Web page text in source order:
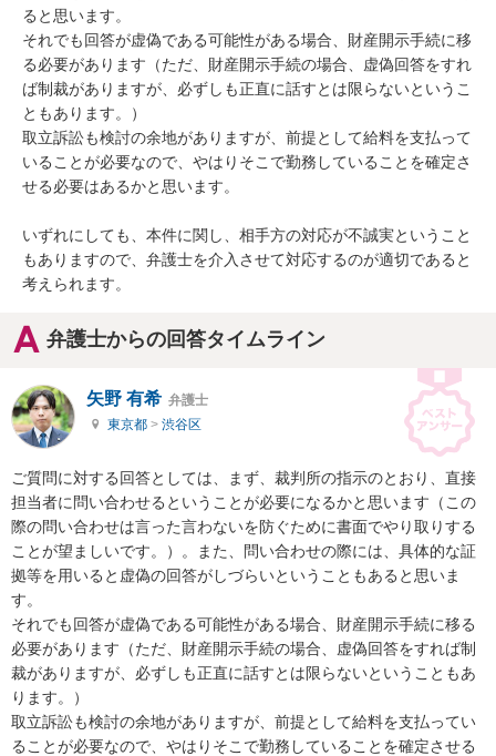
ると思います。
それでも回答が虚偽である可能性がある場合、財産開示手続に移
る必要があります（ただ、財産開示手続の場合、虚偽回答をすれ
ば制裁がありますが、必ずしも正直に話すとは限らないというこ
ともあります。）
取立訴訟も検討の余地がありますが、前提として給料を支払って
いることが必要なので、やはりそこで勤務していることを確定さ
せる必要はあるかと思います。
いずれにしても、本件に関し、相手方の対応が不誠実ということ
もありますので、弁護士を介入させて対応するのが適切であると
考えられます。
弁護士からの回答タイムライン
矢野 有希 弁護士
東京都 > 渋谷区
ご質問に対する回答としては、まず、裁判所の指示のとおり、直接
担当者に問い合わせるということが必要になるかと思います（この
際の問い合わせは言った言わないを防ぐために書面でやり取りする
ことが望ましいです。）。また、問い合わせの際には、具体的な証
拠等を用いると虚偽の回答がしづらいということもあると思いま
す。
それでも回答が虚偽である可能性がある場合、財産開示手続に移る
必要があります（ただ、財産開示手続の場合、虚偽回答をすれば制
裁がありますが、必ずしも正直に話すとは限らないということもあ
ります。）
取立訴訟も検討の余地がありますが、前提として給料を支払ってい
ることが必要なので、やはりそこで勤務していることを確定させる